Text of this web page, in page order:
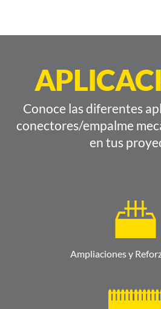
Conoce las diferentes
conectores/empalme
en tus
Ampliaciones y